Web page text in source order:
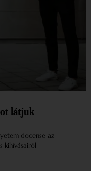
látjuk
docense az
kihívásairól